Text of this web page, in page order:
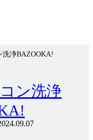
洗浄BAZOOKA!
ン洗浄